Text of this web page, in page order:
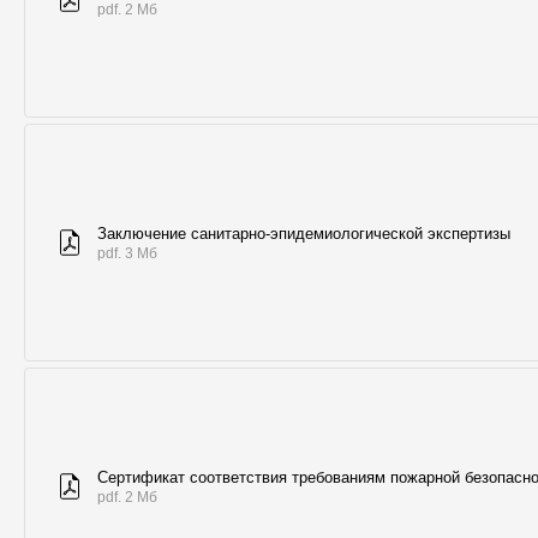
pdf. 2 Мб
Заключение санитарно-эпидемиологической экспертизы
pdf. 3 Мб
Сертификат соответствия требованиям пожарной
pdf. 2 Мб